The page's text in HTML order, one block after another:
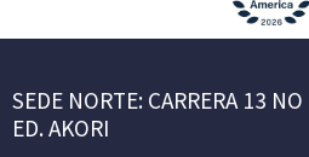
SEDE NORTE: CARRERA 13
ED. AKORI